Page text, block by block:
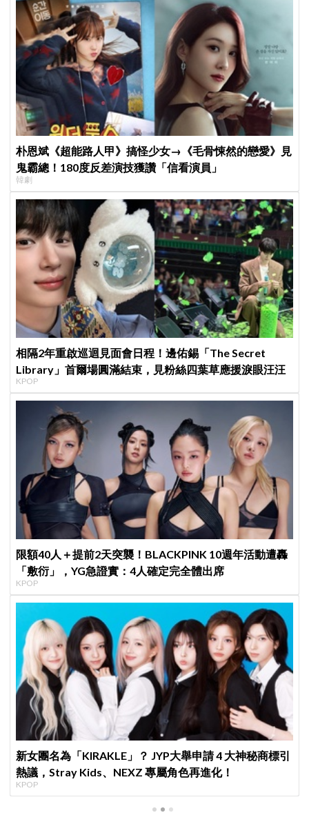
朴恩斌《超能路人甲》搞怪少女→《毛骨悚然的戀愛》見
鬼霸總！180度反差演技獲讚「信看演員」
韓劇
相隔2年重啟巡迴見面會日程！邊佑錫「The Secret
Library」首爾場圓滿結束，見粉絲四葉草應援淚眼汪汪
KPOP
限額40人＋提前2天突襲！BLACKPINK 10週年活動遭轟
「敷衍」，YG急證實：4人確定完全體出席
KPOP
新女團名為「KIRAKLE」？ JYP大舉申請 4 大神秘商標引
熱議，Stray Kids、NEXZ 專屬角色再進化！
KPOP